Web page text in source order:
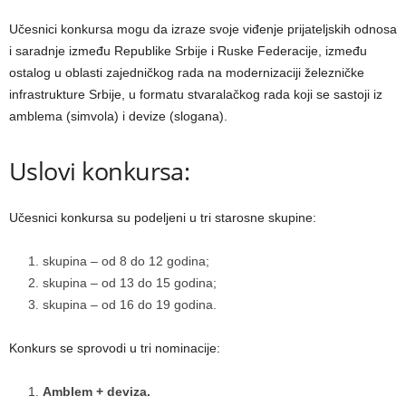
Učesnici konkursa mogu da izraze svoje viđenje prijatelјskih odnosa
i saradnje između Republike Srbije i Ruske Federacije, između
ostalog u oblasti zajedničkog rada na modernizaciji železničke
infrastrukture Srbije, u formatu stvaralačkog rada koji se sastoji iz
amblema (simvola) i devize (slogana).
Uslovi konkursa:
Učesnici konkursa su podelјeni u tri starosne skupine:
skupina – od 8 do 12 godina;
skupina – od 13 do 15 godina;
skupina – od 16 do 19 godina.
Konkurs se sprovodi u tri nominacije:
Amblem + deviza.